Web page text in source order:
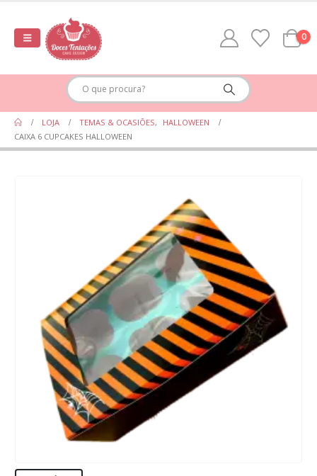
0
LOJA TEMAS & OCASIÕES,
HALLOWEEN
CAIXA 6 CUPCAKES HALLOWEEN